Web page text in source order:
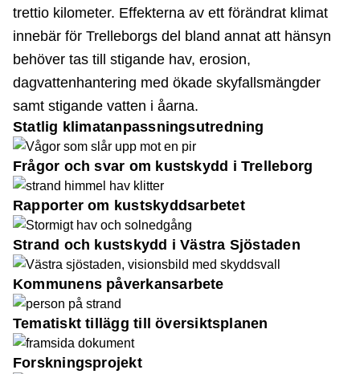
trettio kilometer. Effekterna av ett förändrat klimat
innebär för Trelleborgs del bland annat att hänsyn
behöver tas till stigande hav, erosion,
dagvattenhantering med ökade skyfallsmängder
samt stigande vatten i åarna.
Statlig klimatanpassningsutredning
Frågor och svar om kustskydd i Trelleborg
Rapporter om kustskyddsarbetet
Strand och kustskydd i Västra Sjöstaden
Kommunens påverkansarbete
Tematiskt tillägg till översiktsplanen
Forskningsprojekt